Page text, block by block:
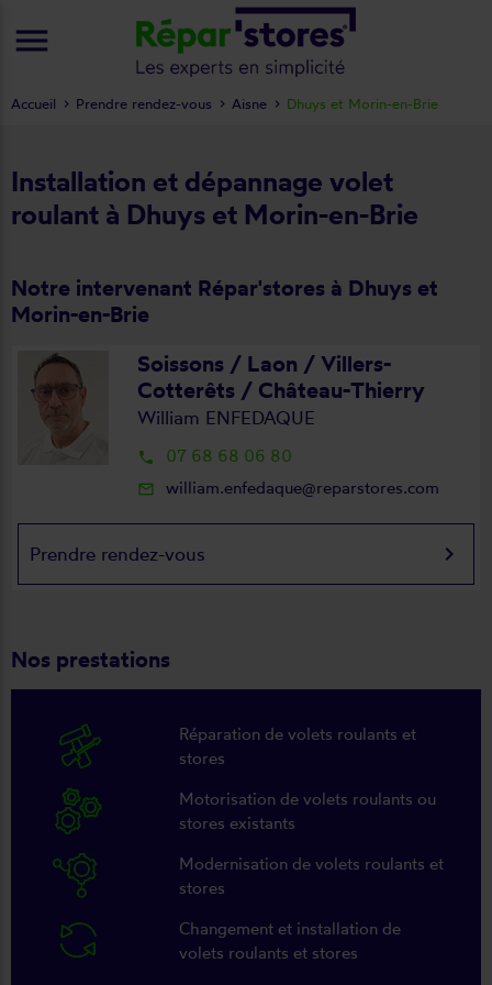
Installation et dépannage volet
roulant à Dhuys et Morin-en-Brie
Notre intervenant Répar'stores à Dhuys et
Morin-en-Brie
Soissons / Laon / Villers-
Cotterêts / Château-Thierry
William ENFEDAQUE
local_phone 07 68 68 06 80
mail_outline william.enfedaque@reparstores.com
Prendre rendez-vous keyboard_arrow_right
Nos prestations
Réparation de volets roulants et
stores
Motorisation de volets roulants ou
stores existants
Modernisation de volets roulants et
stores
Changement et installation de
volets roulants et stores
Accueil Prendre rendez-vous Aisne Dhuys et Morin-en-Brie
menu